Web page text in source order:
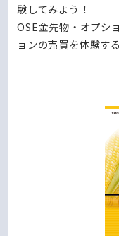
験してみよう！
OSE金先物・オプシ
ョンの売買を体験す